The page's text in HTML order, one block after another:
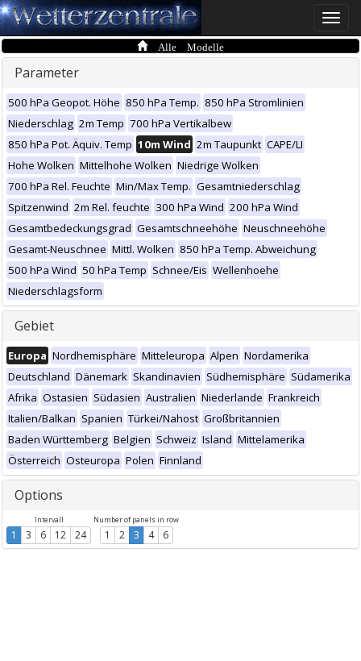
Toggle
Alle Modelle
Parameter
500 hPa Geopot. Höhe 850 hPa Temp. 850 hPa Stromlinien
Niederschlag 2m Temp 700 hPa Vertikalbew
850 hPa Pot. Äquiv. Temp 10m Wind 2m Taupunkt CAPE/LI
Hohe Wolken Mittelhohe Wolken Niedrige Wolken
700 hPa Rel. Feuchte Min/Max Temp. Gesamtniederschlag
Spitzenwind 2m Rel. feuchte 300 hPa Wind 200 hPa Wind
Gesamtbedeckungsgrad Gesamtschneehöhe Neuschneehöhe
Gesamt-Neuschnee Mittl. Wolken 850 hPa Temp. Abweichung
500 hPa Wind 50 hPa Temp Schnee/Eis Wellenhoehe
Niederschlagsform
Gebiet
Europa Nordhemisphäre Mitteleuropa Alpen Nordamerika
Deutschland Dänemark Skandinavien Südhemisphäre Südamerika
Afrika Ostasien Südasien Australien Niederlande Frankreich
Italien/Balkan Spanien Türkei/Nahost Großbritannien
Baden Württemberg Belgien Schweiz Island Mittelamerika
Österreich Osteuropa Polen Finnland
Options
Intervall
1 3 6 12 24
Number of panels in row
1 2 3 4 6